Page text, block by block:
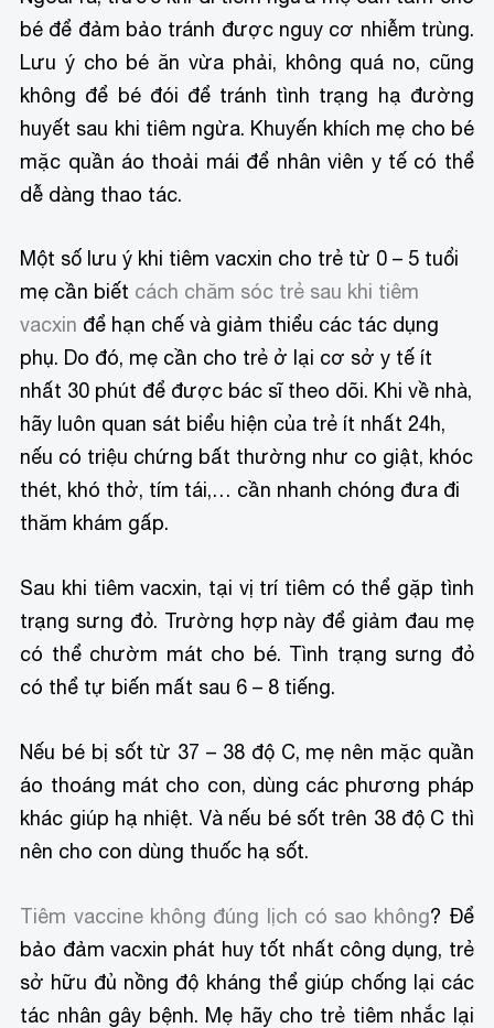
bé để đảm bảo tránh được nguy cơ nhiễm trùng.
Lưu ý cho bé ăn vừa phải, không quá no, cũng
không để bé đói để tránh tình trạng hạ đường
huyết sau khi tiêm ngừa. Khuyến khích mẹ cho bé
mặc quần áo thoải mái để nhân viên y tế có thể
dễ dàng thao tác.
Một số lưu ý khi tiêm vacxin cho trẻ từ 0 – 5 tuổi
mẹ cần biết cách chăm sóc trẻ sau khi tiêm
vacxin để hạn chế và giảm thiểu các tác dụng
phụ. Do đó, mẹ cần cho trẻ ở lại cơ sở y tế ít
nhất 30 phút để được bác sĩ theo dõi. Khi về nhà,
hãy luôn quan sát biểu hiện của trẻ ít nhất 24h,
nếu có triệu chứng bất thường như co giật, khóc
thét, khó thở, tím tái,… cần nhanh chóng đưa đi
thăm khám gấp.
Sau khi tiêm vacxin, tại vị trí tiêm có thể gặp tình
trạng sưng đỏ. Trường hợp này để giảm đau mẹ
có thể chườm mát cho bé. Tình trạng sưng đỏ
có thể tự biến mất sau 6 – 8 tiếng.
Nếu bé bị sốt từ 37 – 38 độ C, mẹ nên mặc quần
áo thoáng mát cho con, dùng các phương pháp
khác giúp hạ nhiệt. Và nếu bé sốt trên 38 độ C thì
nên cho con dùng thuốc hạ sốt.
Tiêm vaccine không đúng lịch có sao không? Để
bảo đảm vacxin phát huy tốt nhất công dụng, trẻ
sở hữu đủ nồng độ kháng thể giúp chống lại các
tác nhân gây bệnh. Mẹ hãy cho trẻ tiêm nhắc lại